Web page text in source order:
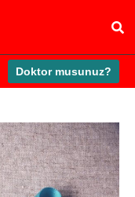
Doktor musunuz?